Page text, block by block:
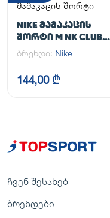
მამაკაცის შორტი
NIKE ᲛᲐᲛᲐᲙᲐᲪᲘᲡ
ᲨᲝᲠᲢᲘ M NK CLUB
FLOW SHORT
ბრენდი: Nike
144,00 ₾
ჩვენ შესახებ
ბრენდები